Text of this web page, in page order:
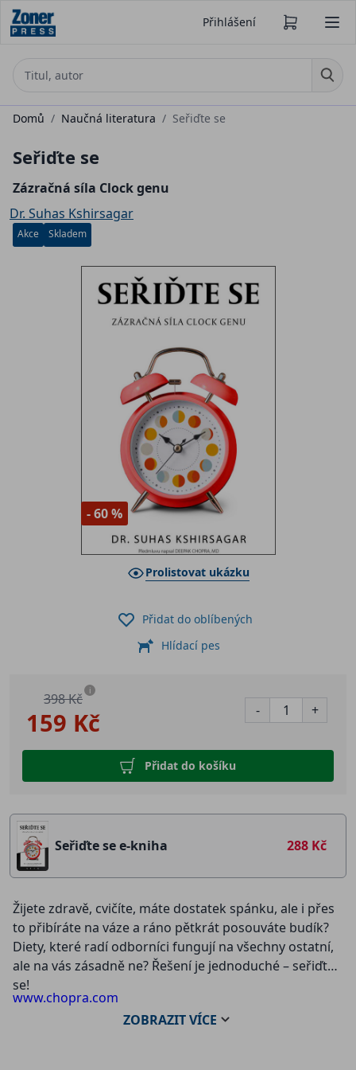
Přihlášení
Domů / Naučná literatura / Seřiďte se
Seřiďte se
Zázračná síla Clock genu
Dr. Suhas Kshirsagar
Akce Skladem
- 60 %
Prolistovat ukázku
159 Kč
398 Kč i
- +
Přidat do košíku
Přidat do oblíbených
Hlídací pes
Seřiďte se e-kniha 288 Kč
Žijete zdravě, cvičíte, máte dostatek spánku, ale i přes
to přibíráte na váze a ráno pětkrát posouváte budík?
Diety, které radí odborníci fungují na všechny ostatní,
ale na vás zásadně ne? Řešení je jednoduché – seřiďte
se!
Seřiďte se (Change Your Schedule, Change Your
www.chopra.com
ZOBRAZITVÍCE